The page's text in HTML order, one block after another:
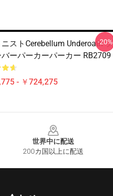
ストCerebellum Underoath プ
ーパーカーパーカー RB2709
- ￥724,275
-20%
世界中に配送
200カ国以上に配送